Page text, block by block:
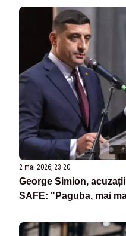
2 mai 2026, 23:20
George Simion,
SAFE: "Paguba, mai